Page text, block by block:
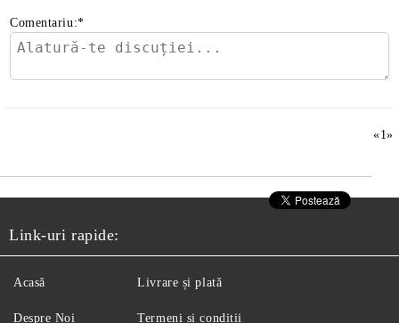
Comentariu:*
«1»
Link-uri rapide:
Acasă
Despre Noi
Livrare și plată
Termeni și condiții